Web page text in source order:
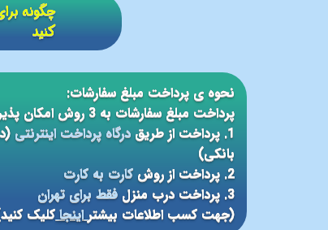
نحوه ی پرداخت مبلغ سفارشات:
پرداخت مبلغ سفارشات به 3 روش امکان پذیر است
1. پرداخت از طریق
درگاه پرداخت اینترنتی
بانکی)
2. پرداخت از روش
کارت به کارت
3. پرداخت درب منزل
فقط برای تهران
(جهت کسب اطلاعات بیشتر اینجا کلیک
​​چگونه
کنید